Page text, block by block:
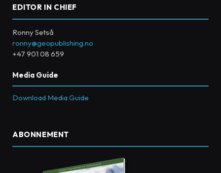
EDITOR IN CHIEF
Ronny Setså
ronny@geopublishing.no
+47 901 08 659
Media Guide
Download Media Guide
ABONNEMENT